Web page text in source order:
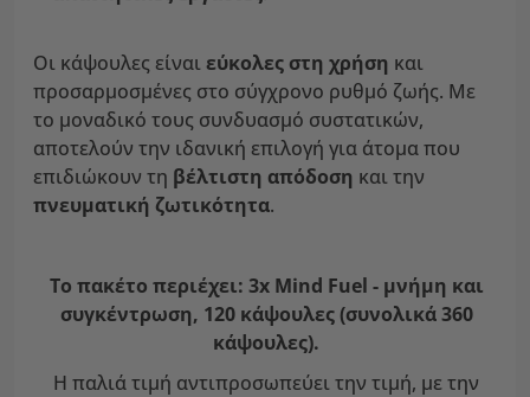
Οι κάψουλες είναιεύκολες στη χρήση και
προσαρμοσμένες στο σύγχρονο ρυθμό ζωής. Με
το μοναδικό τους συνδυασμό συστατικών,
αποτελούν την ιδανική επιλογή για άτομα που
επιδιώκουν τη βέλτιστη απόδοση και την
πνευματική ζωτικότητα.
Το πακέτο περιέχει: 3x Mind Fuel - μνήμη και
συγκέντρωση, 120 κάψουλες (συνολικά 360
κάψουλες).
Η παλιά τιμή αντιπροσωπεύει την τιμή, με την